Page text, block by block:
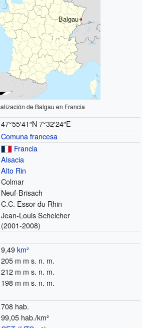
Balgau
de Balgau en Francia
47°55′41″N 7°32′24″E
Comuna francesa
Francia
Alsacia
Alto Rin
Colmar
Neuf-Brisach
C.C. Essor du Rhin
Jean-Louis Schelcher
(2001-2008)
9,49km²
205 m m s. n. m.
212 m m s. n. m.
198 m m s. n. m.
708 hab.
99,05 hab./km²